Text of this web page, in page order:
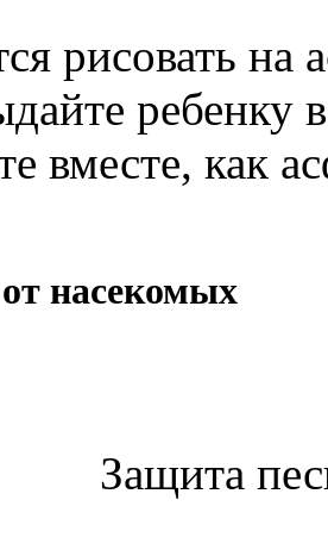
рисовать на
ребенку
вместе, как
насекомых
Защита